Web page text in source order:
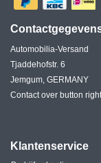
Automobilia-Versand
Tjaddehofstr. 6
Jemgum, GERMANY
Contact over button
Klantenservice